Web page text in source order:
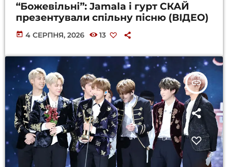
“Божевільні”: Jamala і гурт СКАЙ
презентували спільну пісню (ВІДЕО)
today 4 СЕРПНЯ, 2026 13
insert_link